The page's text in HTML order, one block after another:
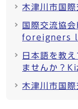
木津川市国
国際交流協
foreigners
日本語を教
ませんか？
木津川市国